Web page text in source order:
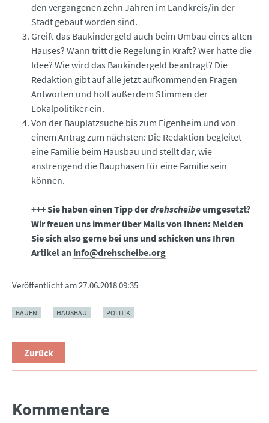
den vergangenen zehn Jahren im Landkreis/in der
Stadt gebaut worden sind.
Greift das Baukindergeld auch beim Umbau eines alten
Hauses? Wann tritt die Regelung in Kraft? Wer hatte die
Idee? Wie wird das Baukindergeld beantragt? Die
Redaktion gibt auf alle jetzt aufkommenden Fragen
Antworten und holt außerdem Stimmen der
Lokalpolitiker ein.
Von der Bauplatzsuche bis zum Eigenheim und von
einem Antrag zum nächsten: Die Redaktion begleitet
eine Familie beim Hausbau und stellt dar, wie
anstrengend die Bauphasen für eine Familie sein
können.
+++ Sie haben einen Tipp derdrehscheibe umgesetzt?
Wir freuen uns immer über Mails von Ihnen: Melden
Sie sich also gerne bei uns und schicken uns Ihren
Artikel an info@drehscheibe.org
Veröffentlicht am27.06.2018 09:35
BAUEN HAUSBAU POLITIK
Zurück
Kommentare